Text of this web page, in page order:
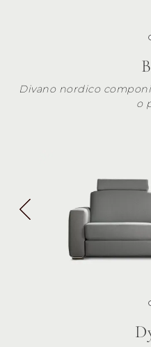
Divano nordico
o